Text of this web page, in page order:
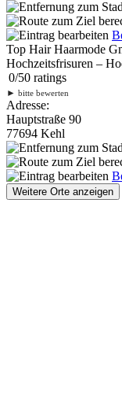
Top Hair Haarmode
Hochzeitsfrisuren –
0/50 ratings
► bitte bewerten
Adresse:
Hauptstraße 90
77694 Kehl
Weitere Orte anzeigen